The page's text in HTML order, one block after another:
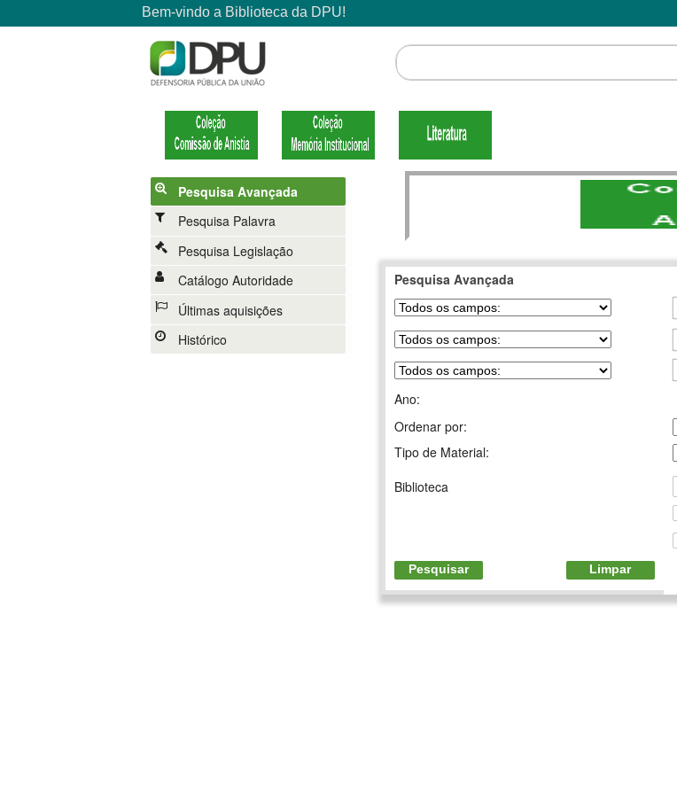
Pesquisa Avançada
Pesquisa Palavra
Pesquisa Legislação
Catálogo Autoridade
Últimas aquisições
Histórico
Pesquisa Avançada
Ano:
Ordenar por:
Tipo de Material:
Biblioteca
Pesquisar Limpar